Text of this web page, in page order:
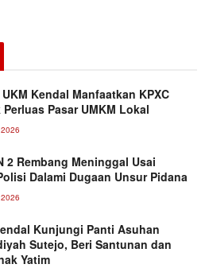
Kendal Manfaatkan KPXC
Pasar UMKM Lokal
2 Rembang Meninggal Usai
Dalami Dugaan Unsur Pidana
Kunjungi Panti Asuhan
Sutejo, Beri Santunan dan
Yatim